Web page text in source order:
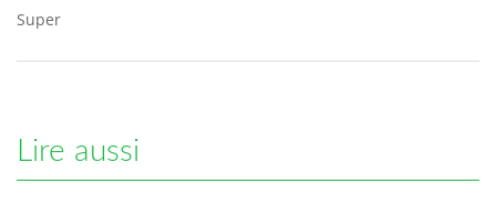
Super
Lire aussi